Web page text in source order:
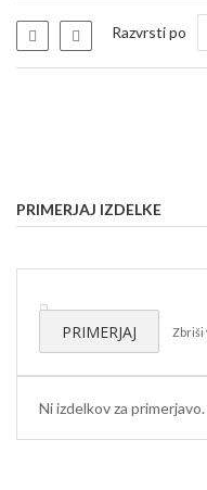
Seznam SeznamRazvrsti po
PRIMERJAJ IZDELKE
Odstrani
izdelek
PRIMERJAJ Zbriši
Ni izdelkov za primerjavo.